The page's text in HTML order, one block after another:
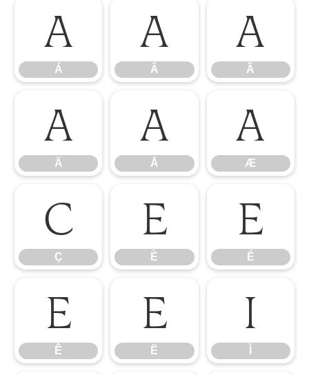
Á
Á
Â
Â
Ã
Ã
Ä
Ä
Å
Å
Æ
Æ
Ç
Ç
È
È
É
É
Ê
Ê
Ë
Ë
Ì